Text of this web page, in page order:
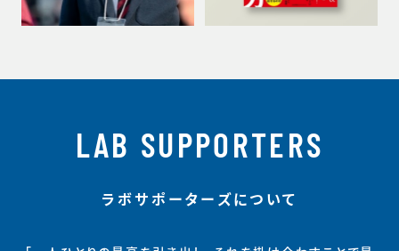
LAB SUPPORTERS
ラボサポーターズについて